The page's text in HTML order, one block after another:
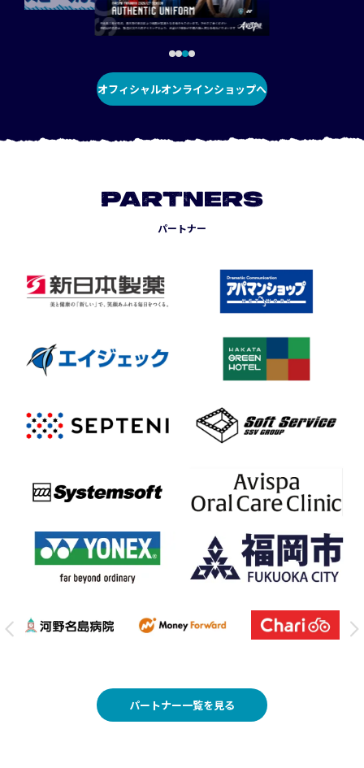
オフィシャルオンラインショップへ
PARTNERS
パートナー
パートナー一覧を見る